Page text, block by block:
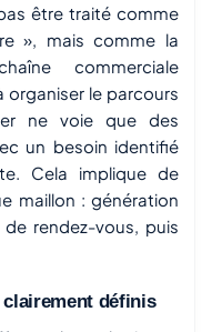
être traité comme
», mais comme la
commerciale
organiser le parcours
ne voie que des
un besoin identifié
Cela implique de
maillon : génération
rendez-vous, puis
clairement définis